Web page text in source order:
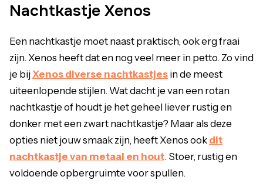
Nachtkastje Xenos
Een nachtkastje moet naast praktisch, ook erg fraai
zijn. Xenos heeft dat en nog veel meer in petto. Zo vind
je bijXenos diverse nachtkastjes in de meest
uiteenlopende stijlen. Wat dacht je van een rotan
nachtkastje of houdt je het geheel liever rustig en
donker met een zwart nachtkastje? Maar als deze
opties niet jouw smaak zijn, heeft Xenos ook dit
nachtkastje van metaal en hout. Stoer, rustig en
voldoende opbergruimte voor spullen.